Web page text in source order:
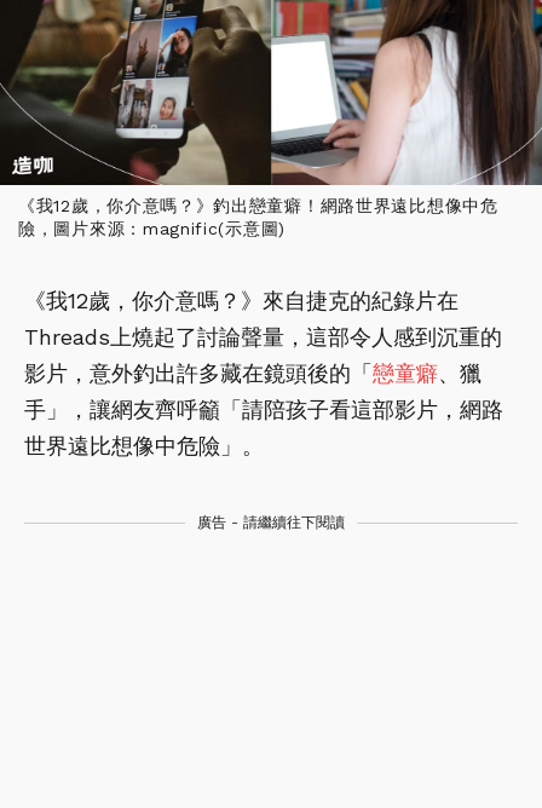
《我12歲，你介意嗎？》釣出戀童癖！網路世界遠比想像中危
險，圖片來源：magnific(示意圖)
《我12歲，你介意嗎？》來自捷克的紀錄片在
Threads上燒起了討論聲量，這部令人感到沉重的
影片，意外釣出許多藏在鏡頭後的「 戀童癖、獵
手」，讓網友齊呼籲「請陪孩子看這部影片，網路
世界遠比想像中危險」。
廣告 - 請繼續往下閱讀